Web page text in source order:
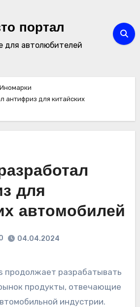
портал
для автолюбителей
Иномарки
антифриз для китайских
для
автомобилей
04.04.2024
продукты, отвечающие
индустрии.